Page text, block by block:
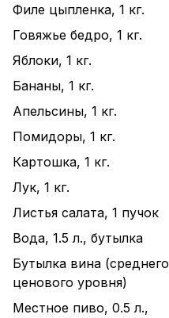
Филе цыпленка, 1 кг.
Говяжье бедро, 1 кг.
Яблоки, 1 кг.
Бананы, 1 кг.
Апельсины, 1 кг.
Помидоры, 1 кг.
Картошка, 1 кг.
Лук, 1 кг.
Листья салата, 1 пучок
Вода, 1.5 л., бутылка
Бутылка вина (среднего
ценового уровня)
Местное пиво, 0.5 л.,